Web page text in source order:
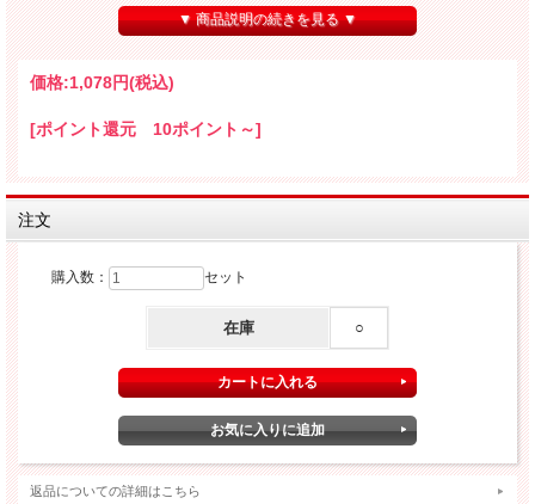
▼ 商品説明の続きを見る ▼
価格:1,078円(税込)
[ポイント還元 10ポイント～]
注文
購入数： セット
在庫 ○
返品についての詳細はこちら